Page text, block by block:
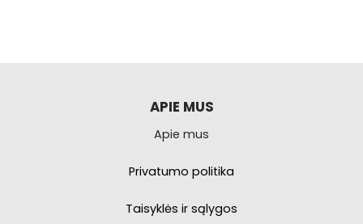
APIE MUS
Apie mus
Privatumo politika
Taisyklės ir sąlygos